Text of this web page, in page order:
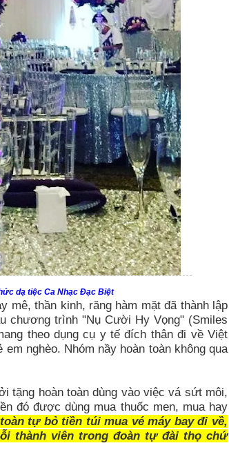
dạ tiệc Ca Nhạc Đạc Biệt
mê, thần kinh, răng hàm mặt đã thành lập
chương trình "Nụ Cười Hy Vọng" (Smiles
theo dụng cụ y tế đích thân đi về Việt
nghèo. Nhóm nầy hoàn toàn không qua
tặng hoàn toàn dùng vào việc vá sứt môi,
đó được dùng mua thuốc men, mua hay
tự bỏ tiền túi mua vé máy bay đi về,
thành viên trong đoàn tự đài thọ chứ